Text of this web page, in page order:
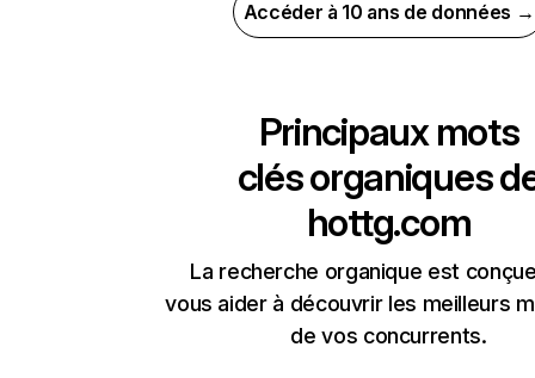
Accéder à 10 ans de données →
Principaux mots
clés organiques
hottg.com
La recherche organique est
vous aider à découvrir les meilleurs
de vos concurrents.